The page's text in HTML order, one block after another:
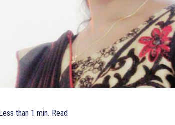
Less than 1 min. Read